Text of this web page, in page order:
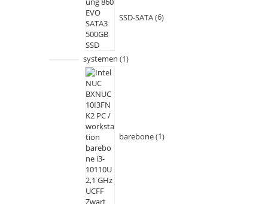
SSD-SATA 6
systemen 1
barebone 1